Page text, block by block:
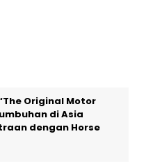
Original Motor
di Asia
dengan Horse